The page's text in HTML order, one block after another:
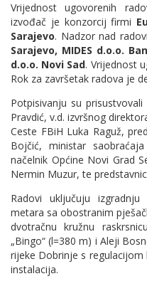
Vrijednost ugovorenih
izvođač je konzorcij firmi
Sarajevo. Nadzor nad
Sarajevo, MIDES d.o.o.
d.o.o. Novi Sad. Vrijednost
Rok za završetak radova je
Potpisivanju su
Pravdić, v.d. izvršnog
Ceste FBiH Luka Raguž,
Bojčić, ministar
načelnik Općine Novi Grad
Nermin Muzur, te
Radovi uključuju
metara sa obostranim
dvotračnu kružnu
„Bingo“ (l=380 m) i Aleji
rijeke Dobrinje s
instalacija.